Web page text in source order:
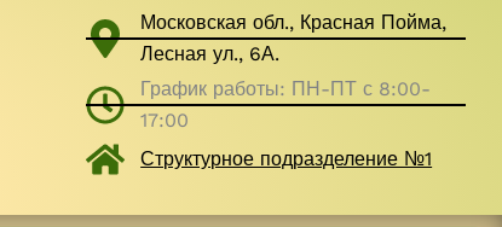
Московская обл., Красная Пойма,
Лесная ул., 6А.
График работы: ПН-ПТ с 8:00-
17:00
Структурное подразделение №1